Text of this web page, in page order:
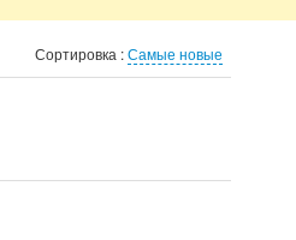
Сортировка :Самые новые